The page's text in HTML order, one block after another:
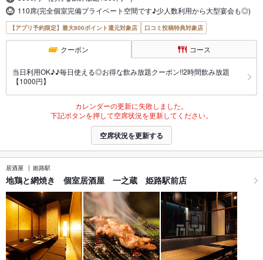
110席(完全個室完備プライベート空間です♪少人数利用から大型宴会も◎)
【アプリ予約限定】最大800ポイント還元対象店 口コミ投稿特典対象店
クーポン コース
当日利用OK♪♪毎日使える◎お得な飲み放題クーポン!!2時間飲み放題
【1000円】
カレンダーの更新に失敗しました。
下記ボタンを押して空席状況を更新してください。
空席状況を更新する
居酒屋 姫路駅
地鶏と網焼き 個室居酒屋 一之蔵 姫路駅前店